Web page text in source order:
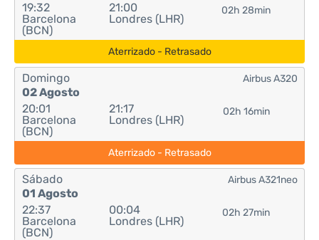
19:32
Barcelona
(BCN)
21:00
Londres (LHR)
02h 28min
Aterrizado - Retrasado
Domingo
02 Agosto
20:01
Barcelona
(BCN)
21:17
Londres (LHR)
02h 16min
Airbus A320
Aterrizado - Retrasado
Sábado
01 Agosto
22:37
Barcelona
(BCN)
00:04
Londres (LHR)
02h 27min
Airbus A321neo